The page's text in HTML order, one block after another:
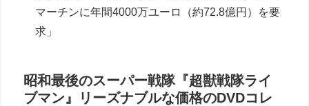
マーチンに年間4000万ユーロ（約72.8億円）を要
求」
昭和最後のスーパー戦隊『超獣戦隊ライ
ブマン』リーズナブルな価格のDVDコレ